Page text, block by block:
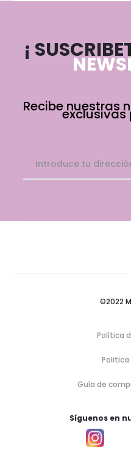
¡
Recibe nuestras
exclusivas
©2022
Política
Politica
Guía de
Síguenos en